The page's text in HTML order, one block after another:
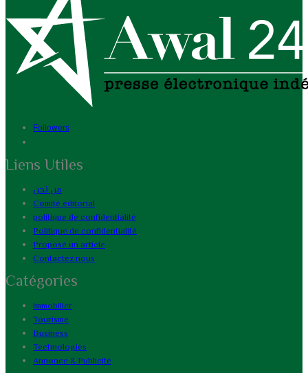
Followers
Liens Utiles
من نحن
Comité éditorial
politique de confidentialité
Politique de confidentialité
Proposé un article
Contactez nous
Catégories
Immobilier
Tourisme
Business
Technologies
Annonce & Publicité